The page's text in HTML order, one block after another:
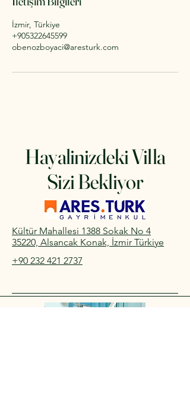
İzmir, Türkiye
+905322645599
obenozboyaci@aresturk.com
Hayalinizdeki Villa
Sizi Bekliyor
Kültür Mahallesi 1388 Sokak No 4
35220, Alsancak Konak, İzmir Türkiye
+90 232 421 2737